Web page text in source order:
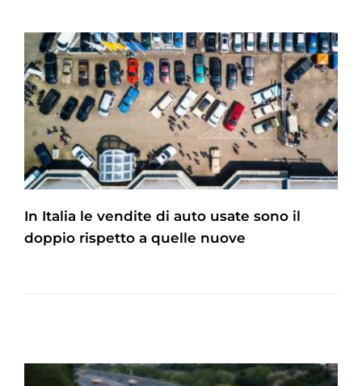
In Italia le vendite di auto usate sono il
doppio rispetto a quelle nuove